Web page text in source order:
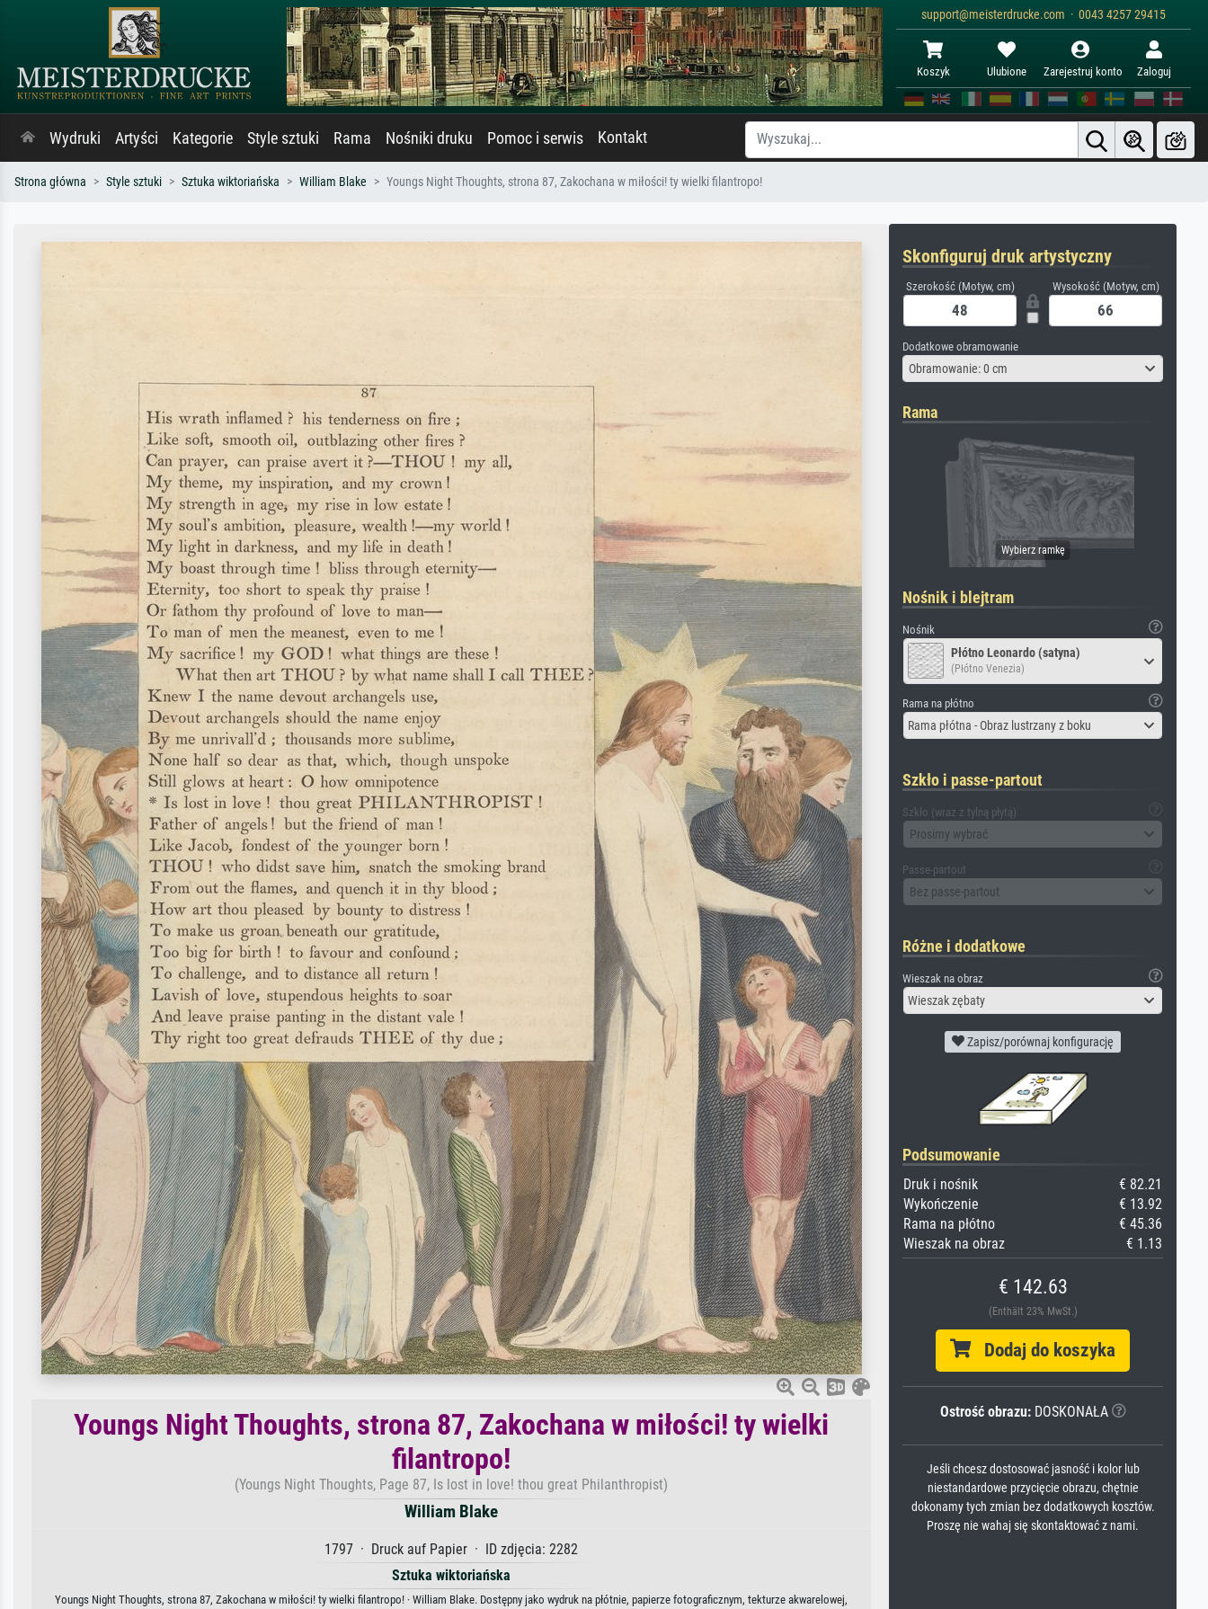
support@meisterdrucke.com · 0043 4257 29415
Koszyk Ulubione Zarejestruj konto Zaloguj
Wydruki Artyści Kategorie Style sztuki Rama Nośniki druku Pomoc i serwis Kontakt
Strona główna Style sztuki Sztuka wiktoriańska William Blake Youngs Night Thoughts, strona 87, Zakochana w miłości! ty wielki filantropo!
Youngs Night Thoughts, strona 87, Zakochana w miłości! ty wielki
filantropo!
(Youngs Night Thoughts, Page 87, Is lost in love! thou great Philanthropist)
William Blake
1797 · Druck auf Papier · ID zdjęcia: 2282
Sztuka wiktoriańska
Youngs Night Thoughts, strona 87, Zakochana w miłości! ty wielki filantropo! · William Blake. Dostępny jako wydruk na płótnie, papierze fotograficznym, tekturze akwarelowej,
Skonfiguruj druk artystyczny
Szerokość (Motyw, cm) Wysokość (Motyw, cm)
Dodatkowe obramowanie
Obramowanie: 0 cm
Rama
Nośnik i blejtram
Nośnik
Płótno Leonardo (satyna)
(Płótno Venezia)
Rama na płótno
Rama płótna - Obraz lustrzany z boku
Szkło i passe-partout
Szkło (wraz z tylną płytą)
Prosimy wybrać
Passe-partout
Bez passe-partout
Różne i dodatkowe
Wieszak na obraz
Wieszak zębaty
Zapisz/porównaj konfigurację
Podsumowanie
Druk i nośnik
€ 82.21
Wykończenie
€ 13.92
Rama na płótno
€ 45.36
Wieszak na obraz
€ 1.13
€ 142.63
(Enthält 23% MwSt.)
Dodaj do koszyka
Ostrość obrazu:DOSKONAŁA
Jeśli chcesz dostosować jasność i kolor lub
niestandardowe przycięcie obrazu, chętnie
dokonamy tych zmian bez dodatkowych kosztów.
Proszę nie wahaj się skontaktować z nami.